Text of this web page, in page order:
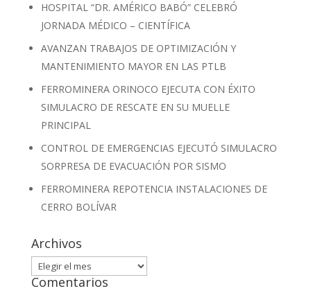
HOSPITAL “DR. AMÉRICO BABÓ” CELEBRÓ
JORNADA MÉDICO – CIENTÍFICA
AVANZAN TRABAJOS DE OPTIMIZACIÓN Y
MANTENIMIENTO MAYOR EN LAS PTLB
FERROMINERA ORINOCO EJECUTA CON ÉXITO
SIMULACRO DE RESCATE EN SU MUELLE
PRINCIPAL
CONTROL DE EMERGENCIAS EJECUTÓ SIMULACRO
SORPRESA DE EVACUACIÓN POR SISMO
FERROMINERA REPOTENCIA INSTALACIONES DE
CERRO BOLÍVAR
Archivos
Archivos
Comentarios